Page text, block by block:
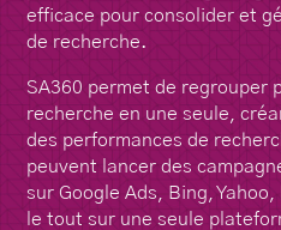
efficace pour consolider et
de recherche.
SA360 permet de regrouper
recherche en une seule,
des performances de
peuvent lancer des
sur Google Ads, Bing,
le tout sur une seule